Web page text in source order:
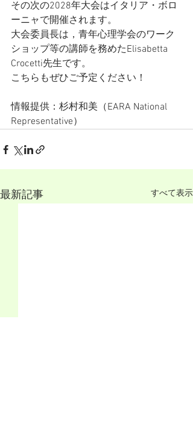
その次の2028年大会はイタリア・ボロ
ーニャで開催されます。
大会委員長は，青年心理学会のワーク
ショップ等の講師を務めたElisabetta
Crocetti先生です。
こちらもぜひご予定ください！
情報提供：杉村和美（EARA National
Representative）
最新記事 すべて表示